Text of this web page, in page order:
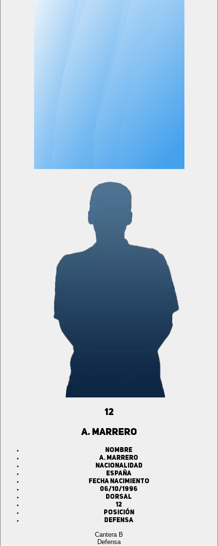
12
A. MARRERO
Nombre
A. MARRERO
Nacionalidad
ESPAÑA
Fecha Nacimiento
06/10/1996
Dorsal
12
Posición
Defensa
Cantera B
Defensa